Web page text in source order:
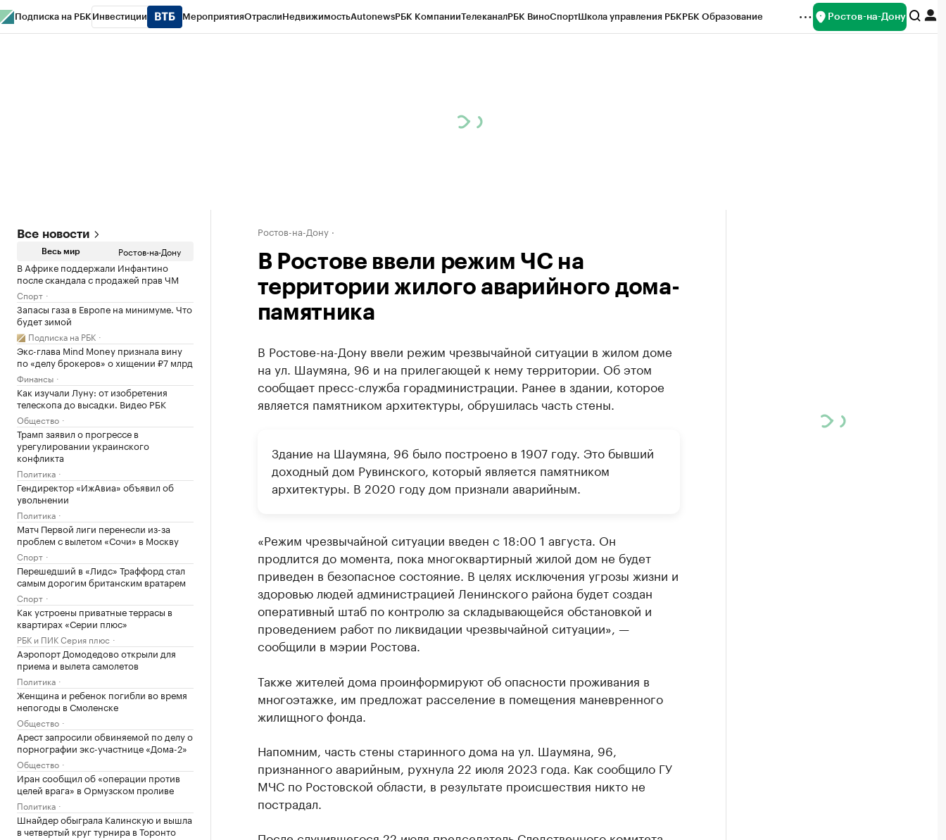
Подписка на РБК Инвестиции МероприятияОтраслиНедвижимостьAutonewsРБК КомпанииТелеканалРБК ВиноСпортШкола управления РБКРБК Образование Ростов-на-Дону
Все новости
Весь мир Ростов-на-Дону
В Африке поддержали Инфантино
после скандала с продажей прав ЧМ
Спорт
Запасы газа в Европе на минимуме. Что
будет зимой
Подписка на РБК
Экс-глава Mind Money признала вину
по «делу брокеров» о хищении ₽7 млрд
Финансы
Как изучали Луну: от изобретения
телескопа до высадки. Видео РБК
Общество
Трамп заявил о прогрессе в
урегулировании украинского
конфликта
Политика
Гендиректор «ИжАвиа» объявил об
увольнении
Политика
Матч Первой лиги перенесли из-за
проблем с вылетом «Сочи» в Москву
Спорт
Перешедший в «Лидс» Траффорд стал
самым дорогим британским вратарем
Спорт
Как устроены приватные террасы в
квартирах «Серии плюс»
РБК и ПИК Серия плюс
Аэропорт Домодедово открыли для
приема и вылета самолетов
Политика
Женщина и ребенок погибли во время
непогоды в Смоленске
Общество
Арест запросили обвиняемой по делу о
порнографии экс-участнице «Дома-2»
Общество
Иран сообщил об «операции против
целей врага» в Ормузском проливе
Политика
Шнайдер обыграла Калинскую и вышла
в четвертый круг турнира в Торонто
Ростов-на-Дону
В Ростове ввели режим ЧС на
территории жилого аварийного дома-
памятника
В Ростове-на-Дону ввели режим чрезвычайной ситуации в жилом доме
на ул. Шаумяна, 96 и на прилегающей к нему территории. Об этом
сообщает пресс-служба горадминистрации. Ранее в здании, которое
является памятником архитектуры, обрушилась часть стены.
Здание на Шаумяна, 96 было построено в 1907 году. Это бывший
доходный дом Рувинского, который является памятником
архитектуры. В 2020 году дом признали аварийным.
«Режим чрезвычайной ситуации введен с 18:00 1 августа. Он
продлится до момента, пока многоквартирный жилой дом не будет
приведен в безопасное состояние. В целях исключения угрозы жизни и
здоровью людей администрацией Ленинского района будет создан
оперативный штаб по контролю за складывающейся обстановкой и
проведением работ по ликвидации чрезвычайной ситуации», —
сообщили в мэрии Ростова.
Также жителей дома проинформируют об опасности проживания в
многоэтажке, им предложат расселение в помещения маневренного
жилищного фонда.
Напомним, часть стены старинного дома на ул. Шаумяна, 96,
признанного аварийным, рухнула 22 июля 2023 года. Как сообщило ГУ
МЧС по Ростовской области, в результате происшествия никто не
пострадал.